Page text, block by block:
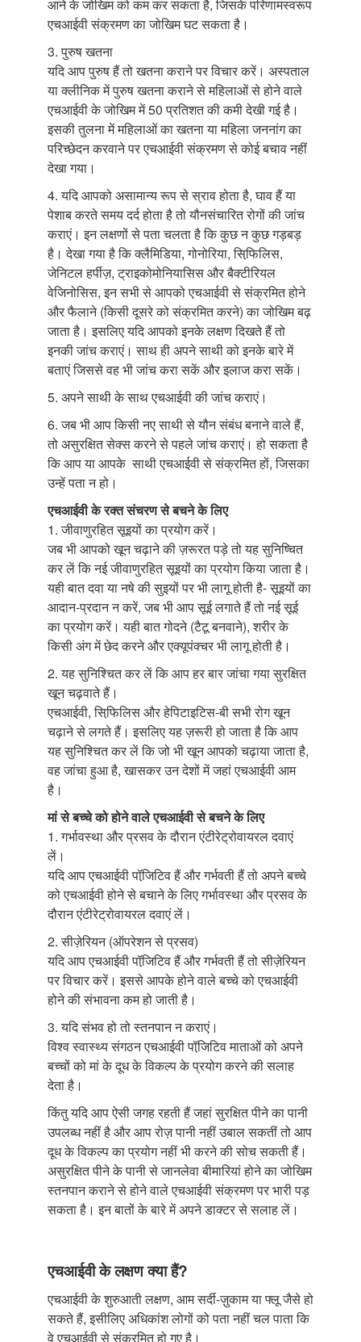
आने के जोखिम को कम कर सकता है, जिसके परिणामस्वरूप
एचआईवी संक्रमण का जोखिम घट सकता है।
3. पुरुष खतना
यदि आप पुरुष हैं तो खतना कराने पर विचार करें। अस्पताल
या क्लीनिक में पुरुष खतना कराने से महिलाओं से होने वाले
एचआईवी के जोखिम में 50 प्रतिशत की कमी देखी गई है।
इसकी तुलना में महिलाओं का खतना या महिला जननांग का
परिच्छेदन करवाने पर एचआईवी संक्रमण से कोई बचाव नहीं
देखा गया।
4. यदि आपको असामान्य रूप से स्राव होता है, घाव हैं या
पेशाब करते समय दर्द होता है तो यौनसंचारित रोगों की जांच
कराएं। इन लक्षणों से पता चलता है कि कुछ न कुछ गड़बड़
है। देखा गया है कि क्लैमिडिया, गोनोरिया, सिफि़लिस,
जेनिटल हर्पीज़, ट्राइकोमोनियासिस और बैक्टीरियल
वेजिनोसिस, इन सभी से आपको एचआईवी से संक्रमित होने
और फैलाने (किसी दूसरे को संक्रमित करने) का जोखिम बढ़
जाता है। इसलिए यदि आपको इनके लक्षण दिखते हैं तो
इनकी जांच कराएं। साथ ही अपने साथी को इनके बारे में
बताएं जिससे वह भी जांच करा सकें और इलाज करा सकें।
5. अपने साथी के साथ एचआईवी की जांच कराएं।
6. जब भी आप किसी नए साथी से यौन संबंध बनाने वाले हैं,
तो असुरक्षित सेक्स करने से पहले जांच कराएं। हो सकता है
कि आप या आपके साथी एचआईवी से संक्रमित हों, जिसका
उन्हें पता न हो।
एचआईवी के रक्त संचरण से बचने के लिए
1. जीवाणुरहित सूइयों का प्रयोग करें।
जब भी आपको खून चढ़ाने की ज़रूरत पड़े तो यह सुनिष्चित
कर लें कि नई जीवाणुरहित सूइयों का प्रयोग किया जाता है।
यही बात दवा या नषे की सुइयों पर भी लागू होती है- सूइयों का
आदान-प्रदान न करें, जब भी आप सूई लगाते हैं तो नई सूई
का प्रयोग करें। यही बात गोदने (टैटू बनवाने), शरीर के
किसी अंग में छेद करने और एक्यूपंक्चर भी लागू होती है।
2. यह सुनिश्चित कर लें कि आप हर बार जांचा गया सुरक्षित
खून चढ़वाते हैं।
एचआईवी, सिफि़लिस और हेपिटाइटिस-बी सभी रोग खून
चढ़ाने से लगते हैं। इसलिए यह ज़रूरी हो जाता है कि आप
यह सुनिश्चित कर लें कि जो भी खून आपको चढ़ाया जाता है,
वह जांचा हुआ है, खासकर उन देशों में जहां एचआईवी आम
है।
मां से बच्चे को होने वाले एचआईवी से बचने के लिए
1. गर्भावस्था और प्रसव के दौरान एंटीरेट्रोवायरल दवाएं
लें।
यदि आप एचआईवी पॉजि़टिव हैं और गर्भवती हैं तो अपने बच्चे
को एचआईवी होने से बचाने के लिए गर्भावस्था और प्रसव के
दौरान एंटीरेट्रोवायरल दवाएं लें।
2. सीज़ेरियन (ऑपरेशन से प्रसव)
यदि आप एचआईवी पॉजि़टिव हैं और गर्भवती हैं तो सीज़ेरियन
पर विचार करें। इससे आपके होने वाले बच्चे को एचआईवी
होने की संभावना कम हो जाती है।
3. यदि संभव हो तो स्तनपान न कराएं।
विश्व स्वास्थ्य संगठन एचआईवी पॉजि़टिव माताओं को अपने
बच्चों को मां के दूध के विकल्प के प्रयोग करने की सलाह
देता है।
किंतु यदि आप ऐसी जगह रहती हैं जहां सुरक्षित पीने का पानी
उपलब्ध नहीं है और आप रोज़ पानी नहीं उबाल सकतीं तो आप
दूध के विकल्प का प्रयोग नहीं भी करने की सोच सकती हैं।
असुरक्षित पीने के पानी से जानलेवा बीमारियां होने का जोखिम
स्तनपान कराने से होने वाले एचआईवी संक्रमण पर भारी पड़
सकता है। इन बातों के बारे में अपने डाक्टर से सलाह लें।
एचआईवी के लक्षण क्या हैं?
एचआईवी के शुरुआती लक्षण, आम सर्दी-ज़ुकाम या फ्लू जैसे हो
सकते हैं, इसीलिए अधिकांश लोगों को पता नहीं चल पाता कि
वे एचआईवी से संक्रमित हो गए है।